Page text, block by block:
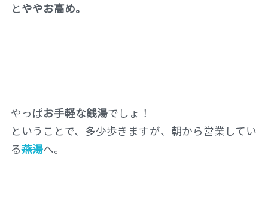
とややお高め。
やっぱお手軽な銭湯でしょ！
ということで、多少歩きますが、朝から営業してい
る燕湯へ。